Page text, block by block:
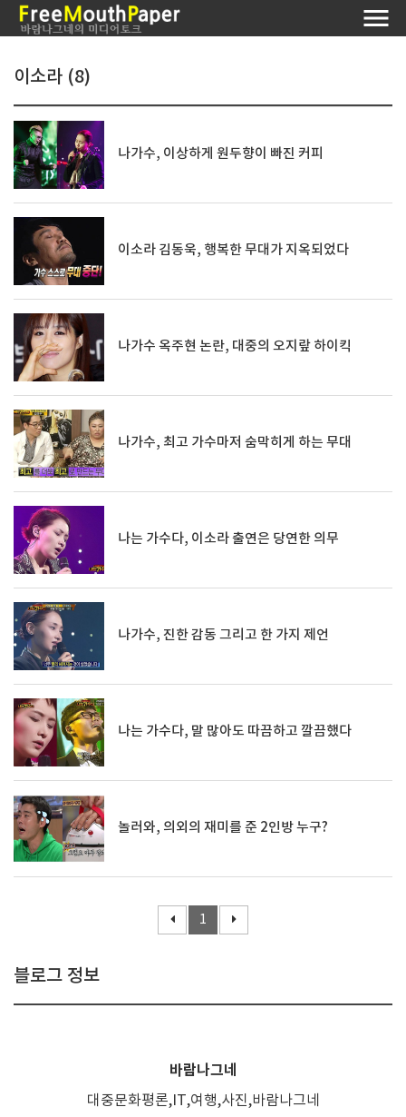
이소라 (8)
나가수, 이상하게 원두향이 빠진 커피
이소라 김동욱, 행복한 무대가 지옥되었다
나가수 옥주현 논란, 대중의 오지랖 하이킥
나가수, 최고 가수마저 숨막히게 하는 무대
나는 가수다, 이소라 출연은 당연한 의무
나가수, 진한 감동 그리고 한 가지 제언
나는 가수다, 말 많아도 따끔하고 깔끔했다
놀러와, 의외의 재미를 준 2인방 누구?
1
블로그 정보
바람나그네
대중문화평론,IT,여행,사진,바람나그네